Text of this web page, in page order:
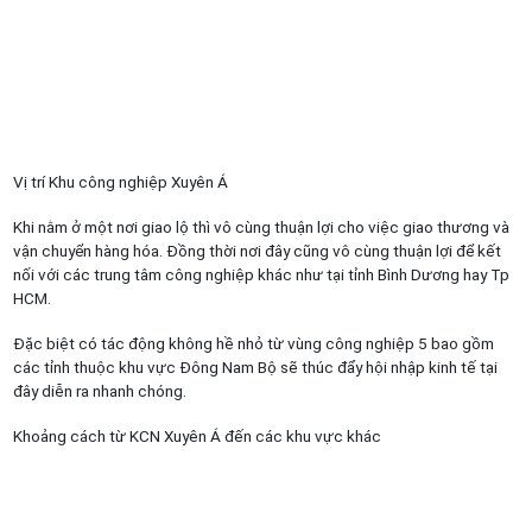
Vị trí Khu công nghiệp Xuyên Á
Khi nằm ở một nơi giao lộ thì vô cùng thuận lợi cho việc giao thương và
vận chuyển hàng hóa. Đồng thời nơi đây cũng vô cùng thuận lợi để kết
nối với các trung tâm công nghiệp khác như tại tỉnh Bình Dương hay Tp
HCM.
Đặc biệt có tác động không hề nhỏ từ vùng công nghiệp 5 bao gồm
các tỉnh thuộc khu vực Đông Nam Bộ sẽ thúc đẩy hội nhập kinh tế tại
đây diễn ra nhanh chóng.
Khoảng cách từ KCN Xuyên Á đến các khu vực khác